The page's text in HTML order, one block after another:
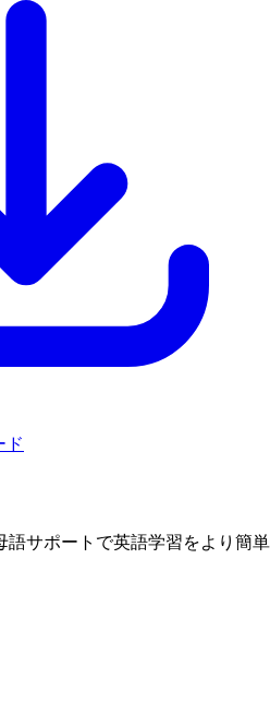
ド
語サポートで英語学習をより簡単